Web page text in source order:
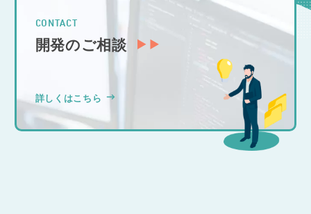
CONTACT
開発のご相談
詳しくはこちら